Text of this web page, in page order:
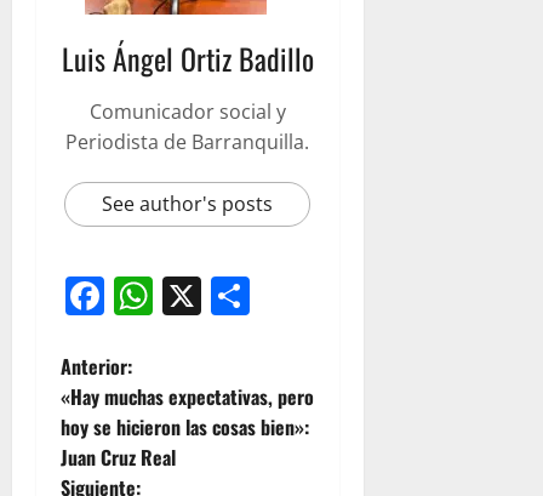
Luis Ángel Ortiz Badillo
Comunicador social y
Periodista de Barranquilla.
See author's posts
Facebook
WhatsApp
X
Anterior:
«Hay muchas expectativas, pero
hoy se hicieron las cosas bien»:
Juan Cruz Real
Siguiente: